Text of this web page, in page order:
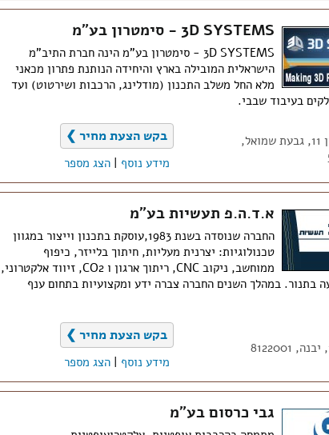
3D SYSTEMS - סימטרון בע"מ
3D SYSTEMS - סימטרון בע"מ הינה חברת התיב"מ
הישראלית המובילה בארץ והיחידה הנותנת פתרון מכאני
מלא החל משלב התכנון (מודלינג, הרכבות ושירטוט) ועד
בעיבוד שבבי.
גוש עציון 11, גבעת שמואל,
בקש הצעת מחיר ❯
מידע נוסף |הצג מספר
א.ד.ה.פ תעשיות בע"מ
החברה שנוסדה בשנת 1983,עוסקת בתכנון וייצור במגוון
טכנולוגיות: יצרנית מעליות, חיתוך בלייזר, כיפוף
ממוחשב, ניקוב CNC, ריתוך ארגון ו CO2, זיווד אלקטרוני,
בתנור. במהלך השנים החברה צברה ידע ומקצועיות בתחום ענף
בקש הצעת מחיר ❯
מידע נוסף |הצג מספר
גבי כרסום בע"מ